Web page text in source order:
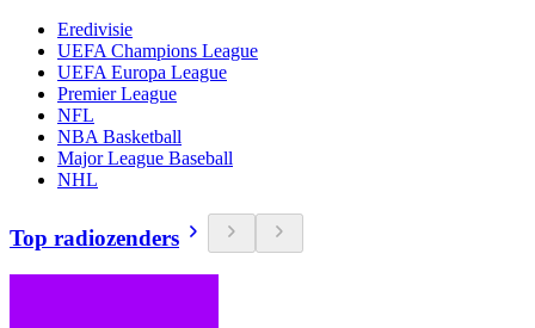
Eredivisie
UEFA Champions League
UEFA Europa League
Premier League
NFL
NBA Basketball
Major League Baseball
NHL
Top radiozenders